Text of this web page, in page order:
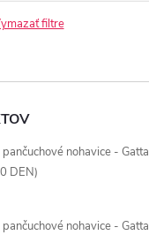
filtre
nohavice - Gatta
DEN)
nohavice - Gatta